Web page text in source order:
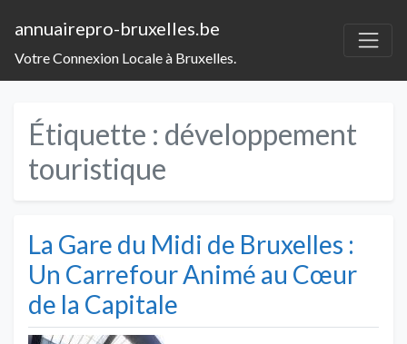
annuairepro-bruxelles.be
Votre Connexion Locale à Bruxelles.
Étiquette : développement
touristique
La Gare du Midi de Bruxelles :
Un Carrefour Animé au Cœur
de la Capitale